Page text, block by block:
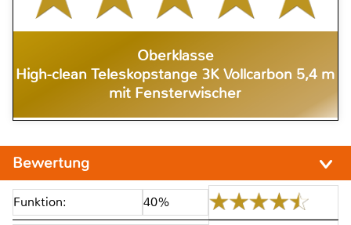
Oberklasse
High-clean Teleskopstange 3K Vollcarbon 5,4 m
mit Fensterwischer
Bewertung
Funktion: 40%